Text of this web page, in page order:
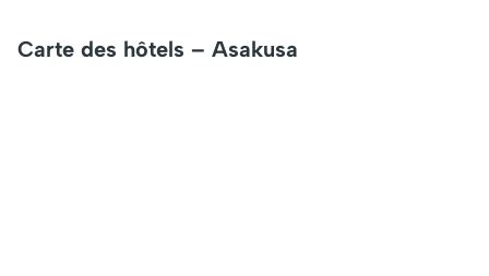
Carte des hôtels – Asakusa